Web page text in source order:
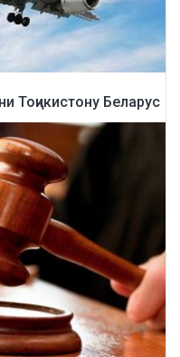
Тоҷикистону Беларус